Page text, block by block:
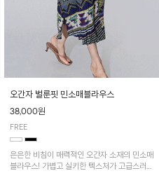
오간자 벌룬핏 민소매블라우스
38,000원
FREE
은은한 비침이 매력적인 오간자 소재의 민소매
블라우스! 가볍고 실키한 텍스처가 고급스러운